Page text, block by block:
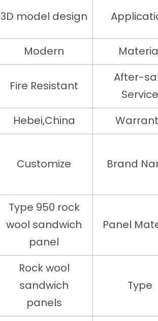
3D model design
Modern
Fire Resistant
After-
Service
Hebei,China
Customize Brand
Type 950 rock
wool sandwich
panel
Panel
Rock wool
sandwich
panels
Type